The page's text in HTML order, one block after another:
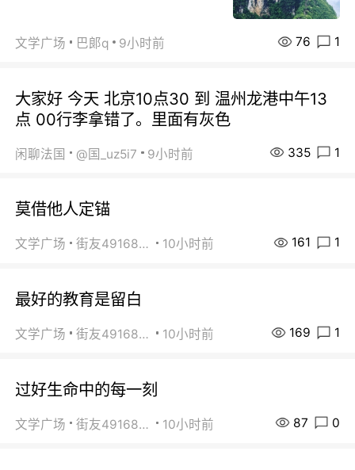
文学广场 巴郞q 9小时前 76 1
大家好 今天 北京10点30 到 温州龙港中午13
点 00行李拿错了。里面有灰色
闲聊法国 @国_uz5i7 9小时前 335 1
莫借他人定锚
文学广场 街友49168527 10小时前 161 1
最好的教育是留白
文学广场 街友49168527 10小时前 169 1
过好生命中的每一刻
文学广场 街友49168527 10小时前 87 0